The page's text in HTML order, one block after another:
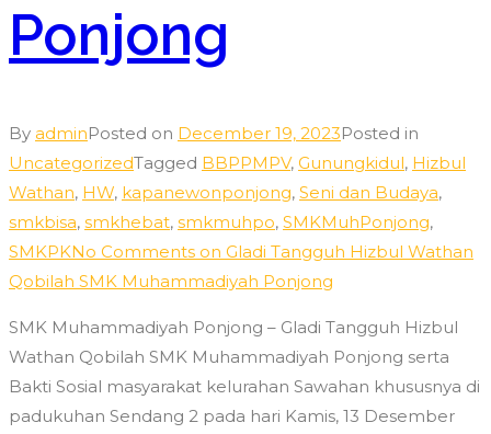
Ponjong
By adminPosted on December 19, 2023Posted in
UncategorizedTagged BBPPMPV, Gunungkidul, Hizbul
Wathan, HW, kapanewonponjong, Seni dan Budaya,
smkbisa, smkhebat, smkmuhpo, SMKMuhPonjong,
SMKPKNo Comments on Gladi Tangguh Hizbul Wathan
Qobilah SMK Muhammadiyah Ponjong
SMK Muhammadiyah Ponjong – Gladi Tangguh Hizbul
Wathan Qobilah SMK Muhammadiyah Ponjong serta
Bakti Sosial masyarakat kelurahan Sawahan khususnya di
padukuhan Sendang 2 pada hari Kamis, 13 Desember